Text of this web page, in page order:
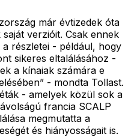
már évtizedek óta
verzióit. Csak ennek
részletei - például, hogy
sikeres eltalálásához -
a kínaiak számára e
- mondta Tollast.
- amelyek közül sok a
francia SCALP
megmutatta a
és hiányosságait is.